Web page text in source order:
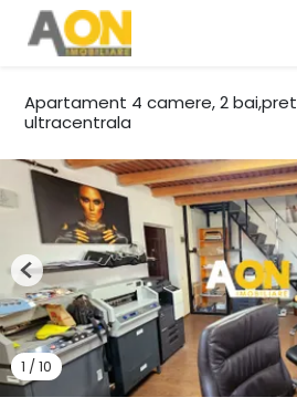
Apartament 4 camere, 2
ultracentrala
1 /10
Previous